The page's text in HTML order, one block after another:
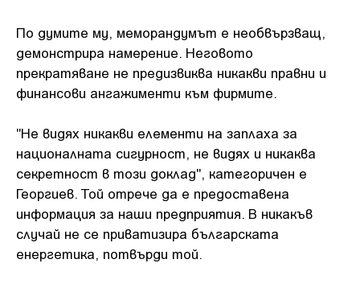
По думите му, меморандумът е необвързващ,
демонстрира намерение. Неговото
прекратяване не предизвиква никакви правни и
финансови ангажименти към фирмите.
"Не видях никакви елементи на заплаха за
националната сигурност, не видях и никаква
секретност в този доклад", категоричен е
Георгиев. Той отрече да е предоставена
информация за наши предприятия. В никакъв
случай не се приватизира българската
енергетика, потвърди той.